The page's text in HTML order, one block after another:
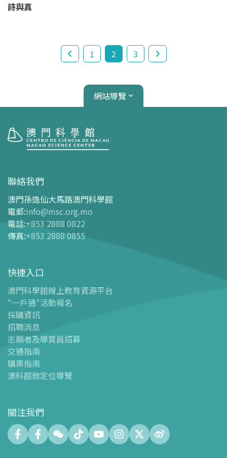
詩與真
1 2 3
網站導覽
開放時間
交通指南
購票指南
- 網上購票
- 門票及優惠表
導覽圖
- 導覽圖
- 澳科館微定位導覽
場館設施
- 科學館兒童世界
- 展覽中心
- 天文館
- 會議中心
數字化製造實驗室 (FABLAB)
創客空間 (Maker Space)
聯絡我們
澳門孫逸仙大馬路澳門科學館
電郵:info@msc.org.mo
電話:+853 2888 0822
傳真:+853 2888 0855
快捷入口
澳門科學館線上教育資源平台
"一戶通"活動報名
採購資訊
招聘消息
志願者及導賞員招募
交通指南
購票指南
澳科館微定位導覽
關注我們